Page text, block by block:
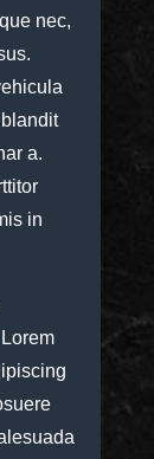
nec,
a.
in